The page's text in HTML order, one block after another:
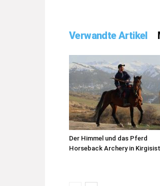
Verwandte Artikel
Der Himmel und das Pferd
Horseback Archery in